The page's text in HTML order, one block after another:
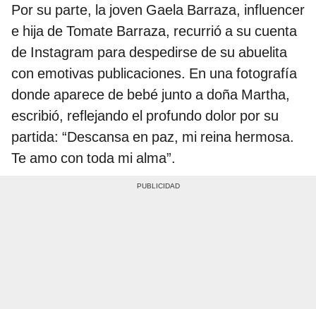
Por su parte, la joven Gaela Barraza, influencer
e hija de Tomate Barraza, recurrió a su cuenta
de Instagram para despedirse de su abuelita
con emotivas publicaciones. En una fotografía
donde aparece de bebé junto a doña Martha,
escribió, reflejando el profundo dolor por su
partida: “Descansa en paz, mi reina hermosa.
Te amo con toda mi alma”.